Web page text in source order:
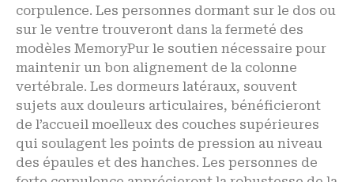
corpulence. Les personnes dormant sur le dos ou
sur le ventre trouveront dans la fermeté des
modèles MemoryPur le soutien nécessaire pour
maintenir un bon alignement de la colonne
vertébrale. Les dormeurs latéraux, souvent
sujets aux douleurs articulaires, bénéficieront
de l’accueil moelleux des couches supérieures
qui soulagent les points de pression au niveau
des épaules et des hanches. Les personnes de